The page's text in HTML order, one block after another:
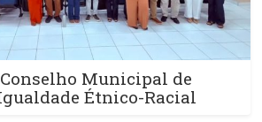
Municipal de
Étnico-Racial